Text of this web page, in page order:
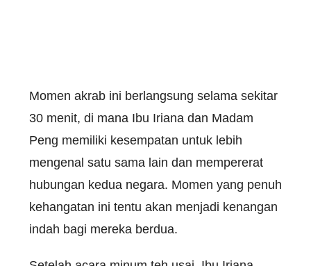
Momen akrab ini berlangsung selama sekitar
30 menit, di mana Ibu Iriana dan Madam
Peng memiliki kesempatan untuk lebih
mengenal satu sama lain dan mempererat
hubungan kedua negara. Momen yang penuh
kehangatan ini tentu akan menjadi kenangan
indah bagi mereka berdua.